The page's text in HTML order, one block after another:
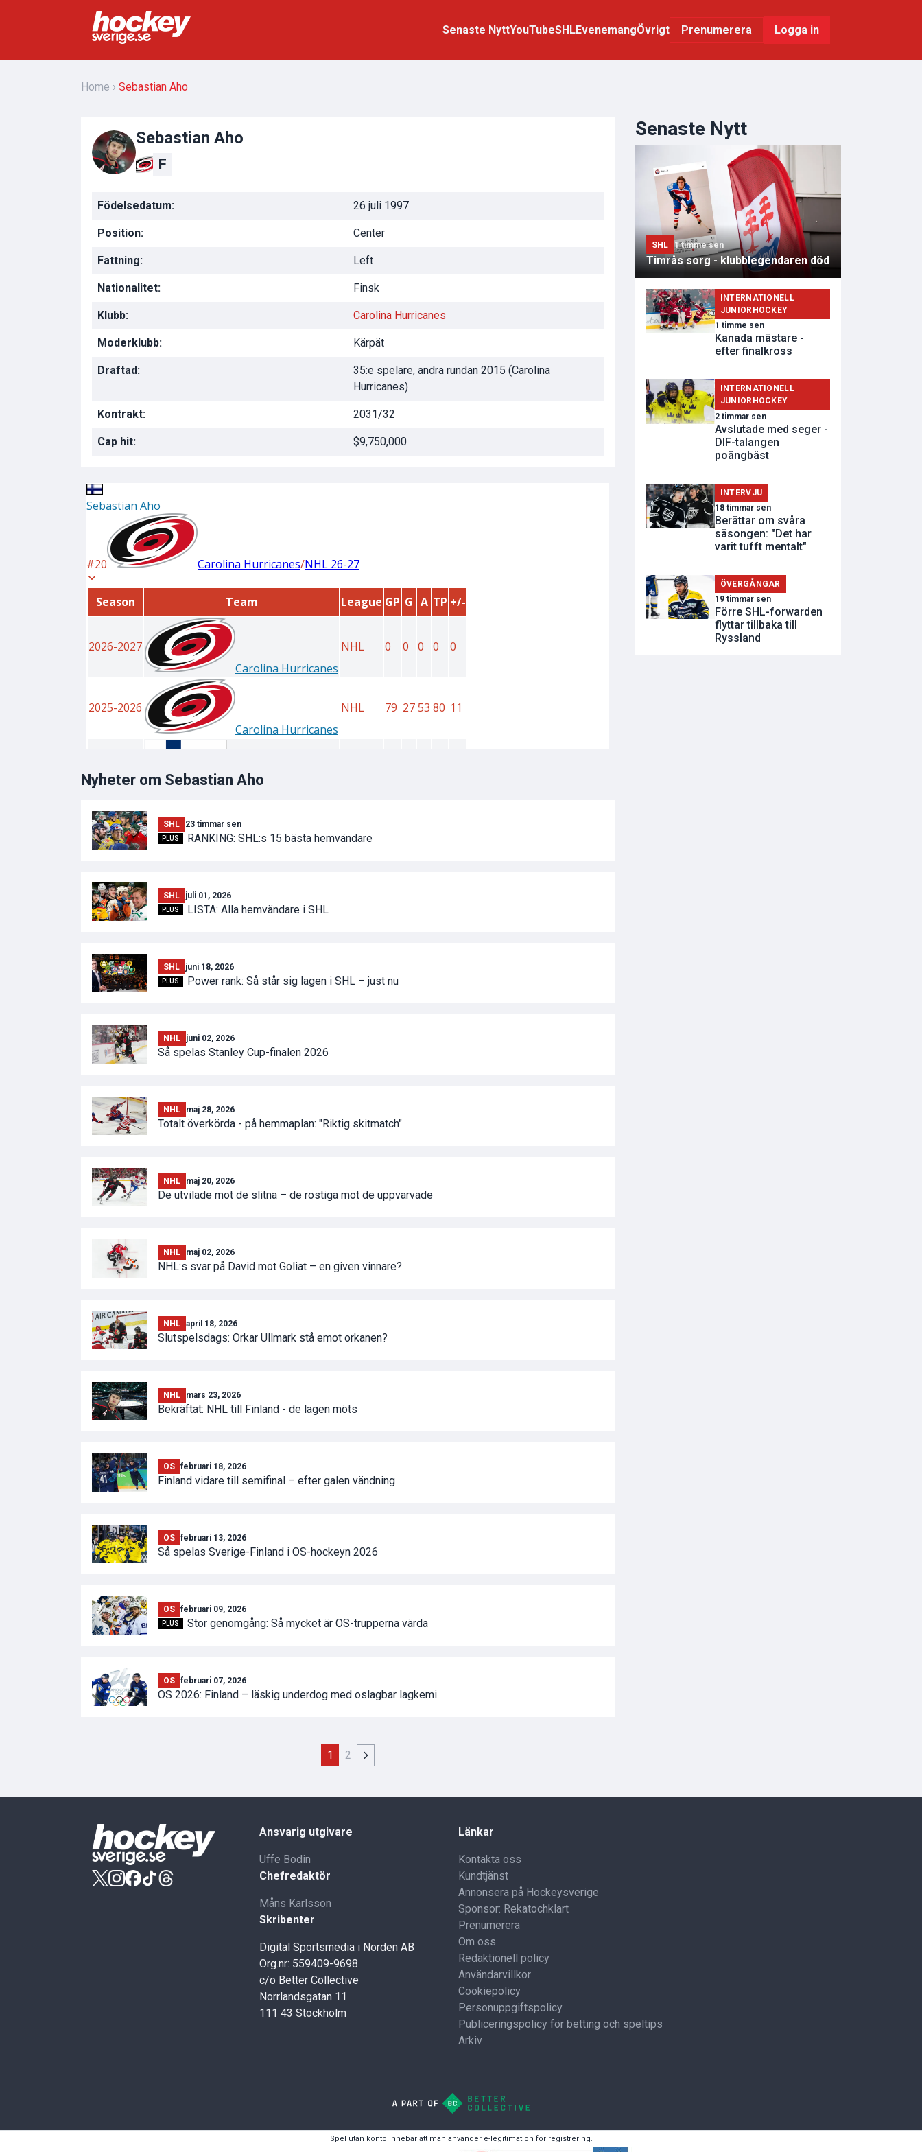
Senaste NyttYouTubeSHLEvenemangÖvrigt Prenumerera Logga in
Home Sebastian Aho
Sebastian Aho
F
Födelsedatum: 26 juli 1997
Position: Center
Fattning: Left
Nationalitet: Finsk
Klubb: Carolina Hurricanes
Moderklubb: Kärpät
Draftad:
35:e spelare, andra rundan 2015 (Carolina
Hurricanes)
Kontrakt: 2031/32
Cap hit: $9,750,000
Nyheter om Sebastian Aho
SHL 23 timmar sen
PLUS RANKING: SHL:s 15 bästa hemvändare
SHL juli 01, 2026
PLUS LISTA: Alla hemvändare i SHL
SHL juni 18, 2026
PLUS Power rank: Så står sig lagen i SHL – just nu
NHL juni 02, 2026
Så spelas Stanley Cup-finalen 2026
NHL maj 28, 2026
Totalt överkörda - på hemmaplan: "Riktig skitmatch"
NHL maj 20, 2026
De utvilade mot de slitna – de rostiga mot de uppvarvade
NHL maj 02, 2026
NHL:s svar på David mot Goliat – en given vinnare?
NHL april 18, 2026
Slutspelsdags: Orkar Ullmark stå emot orkanen?
NHL mars 23, 2026
Bekräftat: NHL till Finland - de lagen möts
OS februari 18, 2026
Finland vidare till semifinal – efter galen vändning
OS februari 13, 2026
Så spelas Sverige-Finland i OS-hockeyn 2026
OS februari 09, 2026
PLUS Stor genomgång: Så mycket är OS-trupperna värda
OS februari 07, 2026
OS 2026: Finland – läskig underdog med oslagbar lagkemi
1 2
Senaste Nytt
SHL 1 timme sen
Timrås sorg - klubblegendaren död
INTERNATIONELL
JUNIORHOCKEY
1 timme sen
Kanada mästare -
efter finalkross
INTERNATIONELL
JUNIORHOCKEY
2 timmar sen
Avslutade med seger -
DIF-talangen
poängbäst
INTERVJU
18 timmar sen
Berättar om svåra
säsongen: "Det har
varit tufft mentalt"
ÖVERGÅNGAR
19 timmar sen
Förre SHL-forwarden
flyttar tillbaka till
Ryssland
Ansvarig utgivare
Uffe Bodin
Chefredaktör
Måns Karlsson
Skribenter
Digital Sportsmedia i Norden AB
Org.nr: 559409-9698
c/o Better Collective
Norrlandsgatan 11
111 43 Stockholm
Länkar
Kontakta oss
Kundtjänst
Annonsera på Hockeysverige
Sponsor: Rekatochklart
Prenumerera
Om oss
Redaktionell policy
Användarvillkor
Cookiepolicy
Personuppgiftspolicy
Publiceringspolicy för betting och speltips
Arkiv
Spel utan konto innebär att man använder e-legitimation för registrering.